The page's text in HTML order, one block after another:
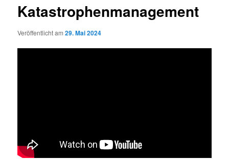
Katastrophenmanagement
Veröffentlicht am29. Mai 2024